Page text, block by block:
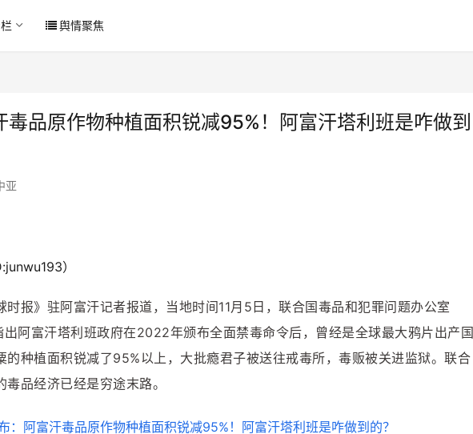
舆情聚焦
毒品原作物种植面积锐减95%！阿富汗塔利班是咋做到
亚
）
时报》驻阿富汗记者报道，当地时间11月5日，联合国毒品和犯罪问题办公室
出阿富汗塔利班政府在2022年颁布全面禁毒命令后，曾经是全球最大鸦片出产国
的种植面积锐减了95%以上，大批瘾君子被送往戒毒所，毒贩被关进监狱。联合
品经济已经是穷途末路。